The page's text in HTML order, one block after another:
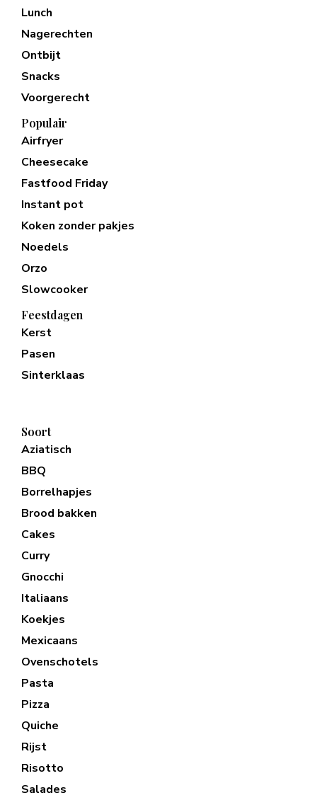
Lunch
Nagerechten
Ontbijt
Snacks
Voorgerecht
Populair
Airfryer
Cheesecake
Fastfood Friday
Instant pot
Koken zonder pakjes
Noedels
Orzo
Slowcooker
Feestdagen
Kerst
Pasen
Sinterklaas
Soort
Aziatisch
BBQ
Borrelhapjes
Brood bakken
Cakes
Curry
Gnocchi
Italiaans
Koekjes
Mexicaans
Ovenschotels
Pasta
Pizza
Quiche
Rijst
Risotto
Salades